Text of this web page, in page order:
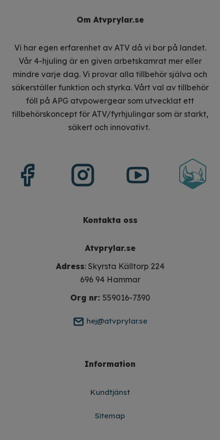
Behöver extra lastutrymme på din ATV
Arbetar i skog, lantbruk eller entreprenad
Vill ha en tålig och vattentät lösning
Söker en prisvärd men robust ATV box
Om Atvprylar.se
Vi har egen erfarenhet av ATV då vi bor på landet.
Vår 4-hjuling är en given arbetskamrat mer eller
mindre varje dag. Vi provar alla tillbehör själva och
säkerställer funktion och styrka. Vårt val av tillbehör
föll på APG atvpowergear som utvecklat ett
tillbehörskoncept för ATV/fyrhjulingar som är starkt,
säkert och innovativt.
Kontakta oss
Atvprylar.se
Adress: Skyrsta Källtorp 224
696 94 Hammar
Org nr: 559016-7390
hej@atvprylar.se
Information
Kundtjänst
Sitemap